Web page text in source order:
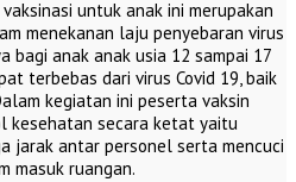
untuk anak ini merupakan
menekanan laju penyebaran virus
bagi anak anak usia 12 sampai 17
terbebas dari virus Covid 19, baik
kegiatan ini peserta vaksin
kesehatan secara ketat yaitu
jarak antar personel serta mencuci
masuk ruangan.